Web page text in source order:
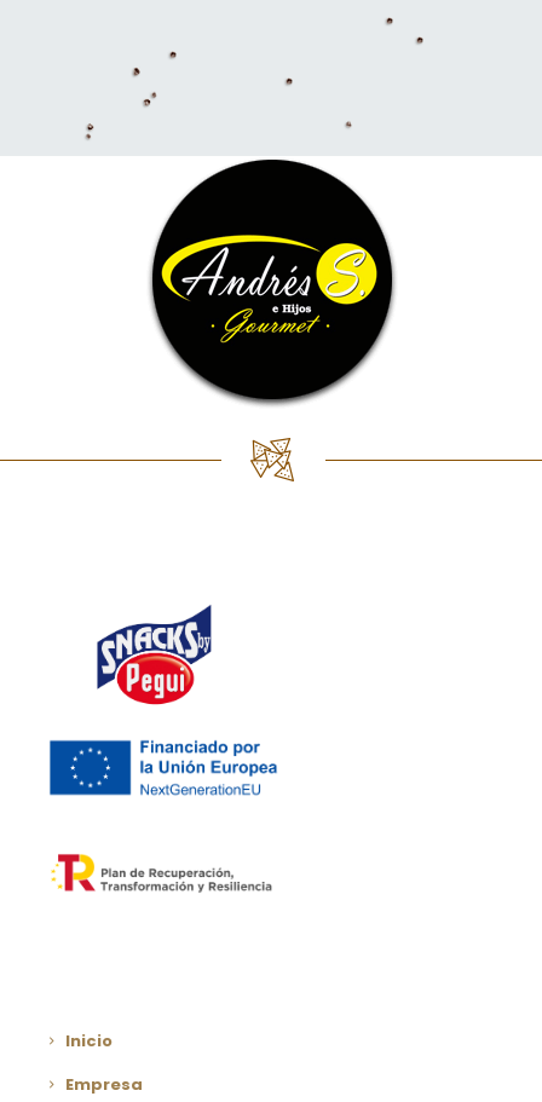
Inicio
Empresa